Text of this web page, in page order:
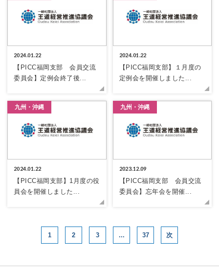
2024.01.22
【PICC福岡支部 会員交流
委員会】定例会終了後...
2024.01.22
【PICC福岡支部】１月度の
定例会を開催しました...
九州・沖縄
2024.01.22
【PICC福岡支部】1月度の役
員会を開催しました...
九州・沖縄
2023.12.09
【PICC福岡支部 会員交流
委員会】忘年会を開催...
1 2 3 ... 37